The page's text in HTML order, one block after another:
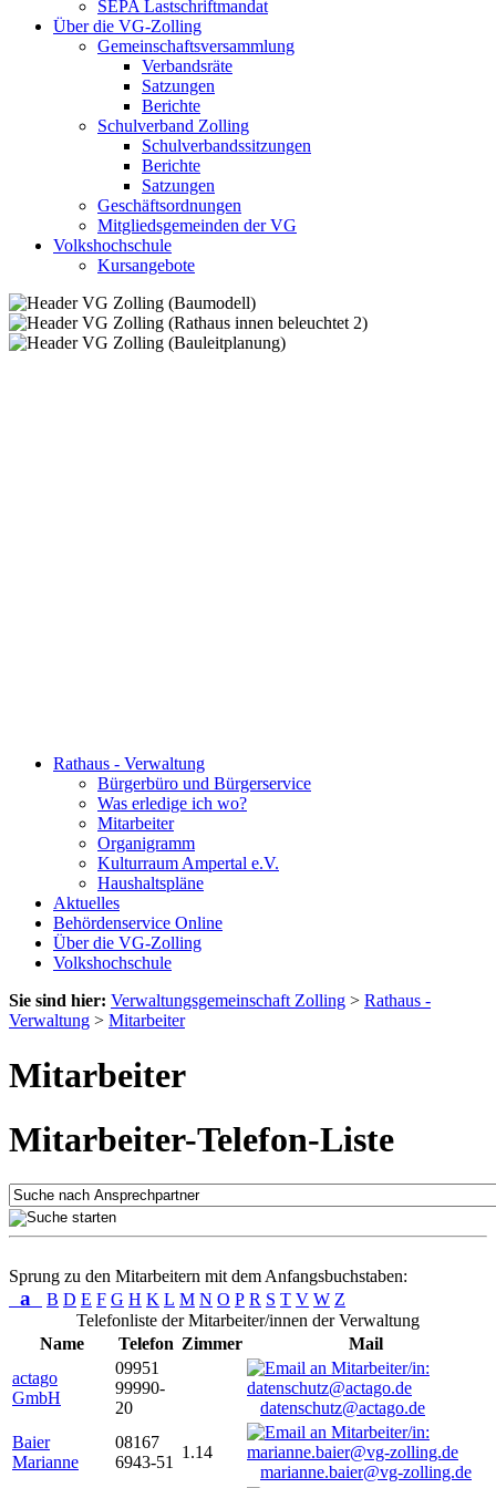
SEPA Lastschriftmandat
Über die VG-Zolling
Gemeinschaftsversammlung
Verbandsräte
Satzungen
Berichte
Schulverband Zolling
Schulverbandssitzungen
Berichte
Satzungen
Geschäftsordnungen
Mitgliedsgemeinden der VG
Volkshochschule
Kursangebote
Rathaus - Verwaltung
Bürgerbüro und Bürgerservice
Was erledige ich wo?
Mitarbeiter
Organigramm
Kulturraum Ampertal e.V.
Haushaltspläne
Aktuelles
Behördenservice Online
Über die VG-Zolling
Volkshochschule
Sie sind hier: Verwaltungsgemeinschaft Zolling > Rathaus -
Verwaltung > Mitarbeiter
Mitarbeiter
Mitarbeiter-Telefon-Liste
Sprung zu den Mitarbeitern mit dem Anfangsbuchstaben:
a B D E F G H K L M N O P R S T V W Z
Telefonliste der Mitarbeiter/innen der Verwaltung
Name
Telefon Zimmer
Mail
actago
GmbH
09951
99990-
20
datenschutz@actago.de
Baier
Marianne
08167
6943-51
1.14
marianne.baier@vg-zolling.de